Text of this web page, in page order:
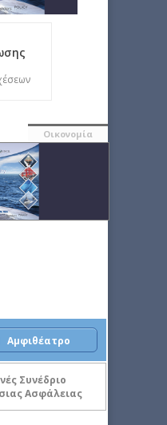
Οικονομία
Αμφιθέατρο
Συνέδριο
Ασφάλειας